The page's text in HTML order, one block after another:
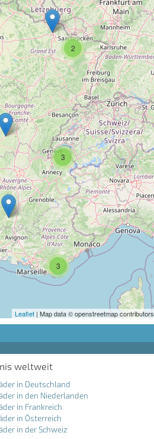
3
3
2
Leaflet | Map data © openstreetmap contributors
weltweit
in Deutschland
in den Niederlanden
in Frankreich
in Österreich
in der Schweiz